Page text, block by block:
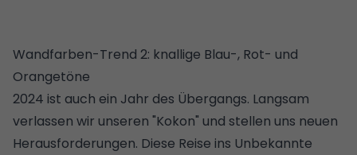
Wandfarben-Trend 2: knallige Blau-, Rot- und
Orangetöne
2024 ist auch ein Jahr des Übergangs. Langsam
verlassen wir unseren "Kokon" und stellen uns neuen
Herausforderungen. Diese Reise ins Unbekannte